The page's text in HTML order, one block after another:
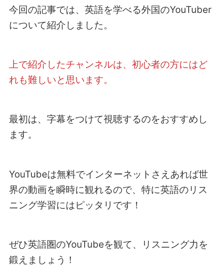
今回の記事では、英語を学べる外国のYouTuber
について紹介しました。
上で紹介したチャンネルは、初心者の方にはど
れも難しいと思います。
最初は、字幕をつけて視聴するのをおすすめし
ます。
YouTubeは無料でインターネットさえあれば世
界の動画を瞬時に観れるので、特に英語のリス
ニング学習にはピッタリです！
ぜひ英語圏のYouTubeを観て、リスニング力を
鍛えましょう！